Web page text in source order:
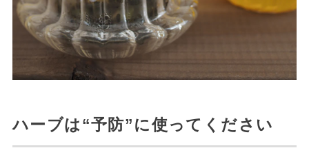
ハーブは“予防”に使ってください